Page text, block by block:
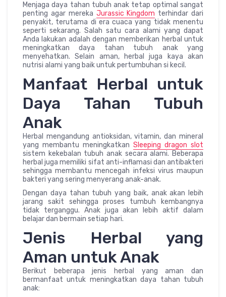
Menjaga daya tahan tubuh anak tetap optimal sangat
penting agar mereka Jurassic Kingdom terhindar dari
penyakit, terutama di era cuaca yang tidak menentu
seperti sekarang. Salah satu cara alami yang dapat
Anda lakukan adalah dengan memberikan herbal untuk
meningkatkan daya tahan tubuh anak yang
menyehatkan. Selain aman, herbal juga kaya akan
nutrisi alami yang baik untuk pertumbuhan si kecil.
Manfaat Herbal untuk
Daya Tahan Tubuh
Anak
Herbal mengandung antioksidan, vitamin, dan mineral
yang membantu meningkatkan Sleeping dragon slot
sistem kekebalan tubuh anak secara alami. Beberapa
herbal juga memiliki sifat anti-inflamasi dan antibakteri
sehingga membantu mencegah infeksi virus maupun
bakteri yang sering menyerang anak-anak.
Dengan daya tahan tubuh yang baik, anak akan lebih
jarang sakit sehingga proses tumbuh kembangnya
tidak terganggu. Anak juga akan lebih aktif dalam
belajar dan bermain setiap hari.
Jenis Herbal yang
Aman untuk Anak
Berikut beberapa jenis herbal yang aman dan
bermanfaat untuk meningkatkan daya tahan tubuh
anak: